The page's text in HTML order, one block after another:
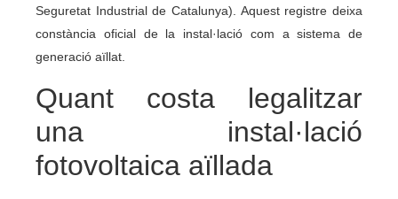
Seguretat Industrial de Catalunya). Aquest registre deixa
constància oficial de la instal·lació com a sistema de
generació aïllat.
Quant costa legalitzar
una instal·lació
fotovoltaica aïllada